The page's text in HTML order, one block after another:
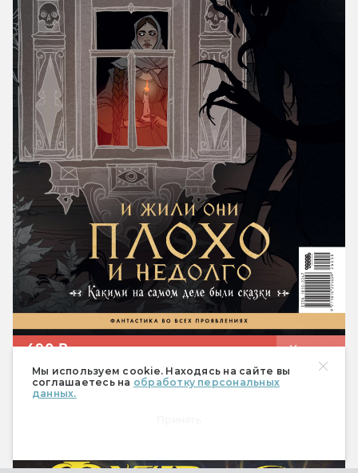
Мы используем cookie. Находясь на сайте вы
соглашаетесь на обработку персональных
данных.
490 ₽ Купить
Спецвыпуск «Настольные